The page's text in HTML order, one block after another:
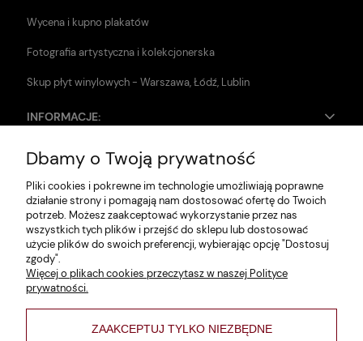
Wycena i kupno plakatów
Fotografia artystyczna i kolekcjonerska
Skup płyt winylowych - Warszawa, Łódź, Lublin
INFORMACJE:
Zwroty i reklamacje
Dane firmy
Jak szukać?
Polityka prywatności
Regulamin
Poltyka cookies
Dbamy o Twoją prywatność
Pliki cookies i pokrewne im technologie umożliwiają poprawne
działanie strony i pomagają nam dostosować ofertę do Twoich
potrzeb. Możesz zaakceptować wykorzystanie przez nas
wszystkich tych plików i przejść do sklepu lub dostosować
użycie plików do swoich preferencji, wybierając opcję "Dostosuj
zgody".
Więcej o plikach cookies przeczytasz w naszej Polityce
prywatności.
ZAAKCEPTUJ TYLKO NIEZBĘDNE